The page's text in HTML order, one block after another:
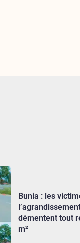
Bunia : les
démentent tout
m²